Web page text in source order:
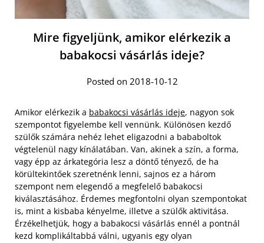
Mire figyeljünk, amikor elérkezik a
babakocsi vásárlás ideje?
Posted on 2018-10-12
Amikor elérkezik a babakocsi vásárlás ideje, nagyon sok
szempontot figyelembe kell vennünk. Különösen kezdő
szülők számára nehéz lehet eligazodni a bababoltok
végtelenül nagy kínálatában. Van, akinek a szín, a forma,
vagy épp az árkategória lesz a döntő tényező, de ha
körültekintőek szeretnénk lenni, sajnos ez a három
szempont nem elegendő a megfelelő babakocsi
kiválasztásához. Érdemes megfontolni olyan szempontokat
is, mint a kisbaba kényelme, illetve a szülők aktivitása.
Érzékelhetjük, hogy a babakocsi vásárlás ennél a pontnál
kezd komplikáltabbá válni, ugyanis egy olyan